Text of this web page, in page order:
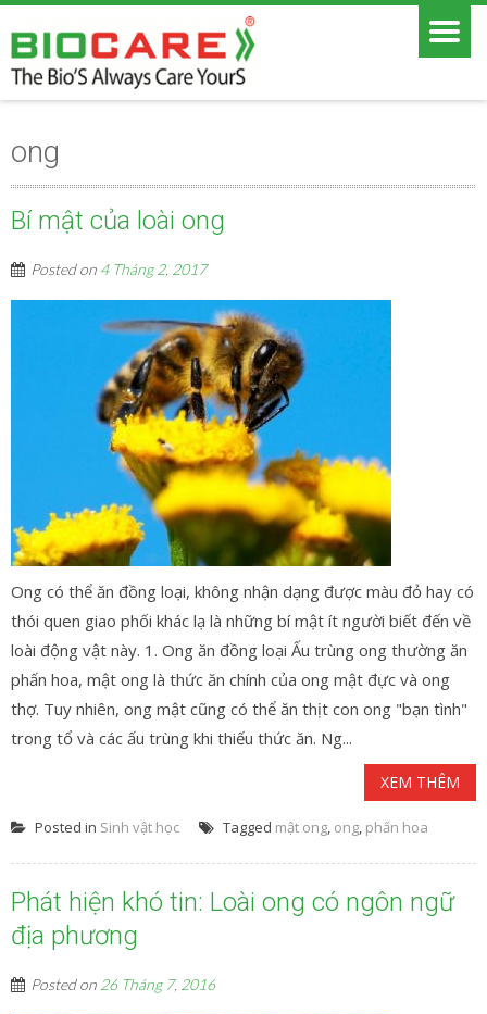
ong
Bí mật của loài ong
Posted on 4 Tháng 2, 2017
Ong có thể ăn đồng loại, không nhận dạng được màu đỏ hay có
thói quen giao phối khác lạ là những bí mật ít người biết đến về
loài động vật này. 1. Ong ăn đồng loại Ấu trùng ong thường ăn
phấn hoa, mật ong là thức ăn chính của ong mật đực và ong
thợ. Tuy nhiên, ong mật cũng có thể ăn thịt con ong "bạn tình"
trong tổ và các ấu trùng khi thiếu thức ăn. Ng...
XEM THÊM
Posted in Sinh vật học Tagged mật ong, ong, phấn hoa
Phát hiện khó tin: Loài ong có ngôn ngữ
địa phương
Posted on 26 Tháng 7, 2016